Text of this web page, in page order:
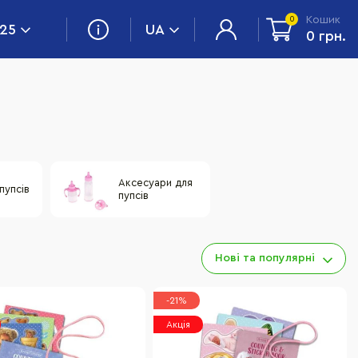
UA
0 Кошик
0 грн.
Аксесуари для
пупсів
Нові та популярні
-21%
Акція